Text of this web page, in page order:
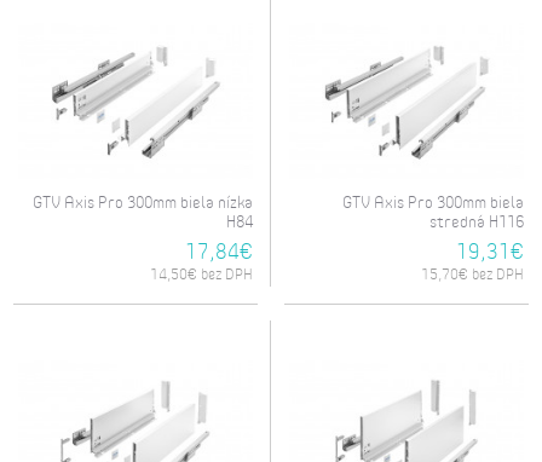
GTV Axis Pro 300mm biela nízka
H84
17,84€
14,50€ bez DPH
GTV Axis Pro 300mm biela
stredná H116
19,31€
15,70€ bez DPH